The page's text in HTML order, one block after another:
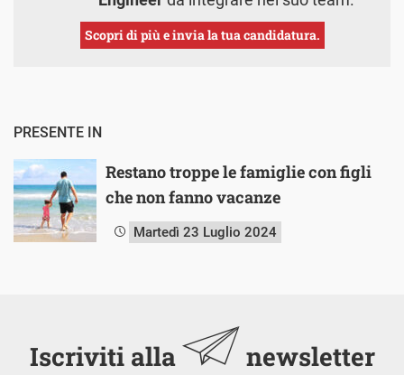
Scopri di più e invia la tua candidatura.
PRESENTE IN
Restano troppe le famiglie con figli
che non fanno vacanze
Martedì 23 Luglio 2024
Iscriviti alla newsletter